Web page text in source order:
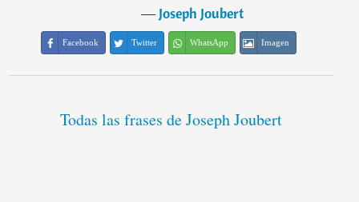
―Joseph Joubert
Facebook Twitter WhatsApp Imagen
Todas las frases de Joseph Joubert